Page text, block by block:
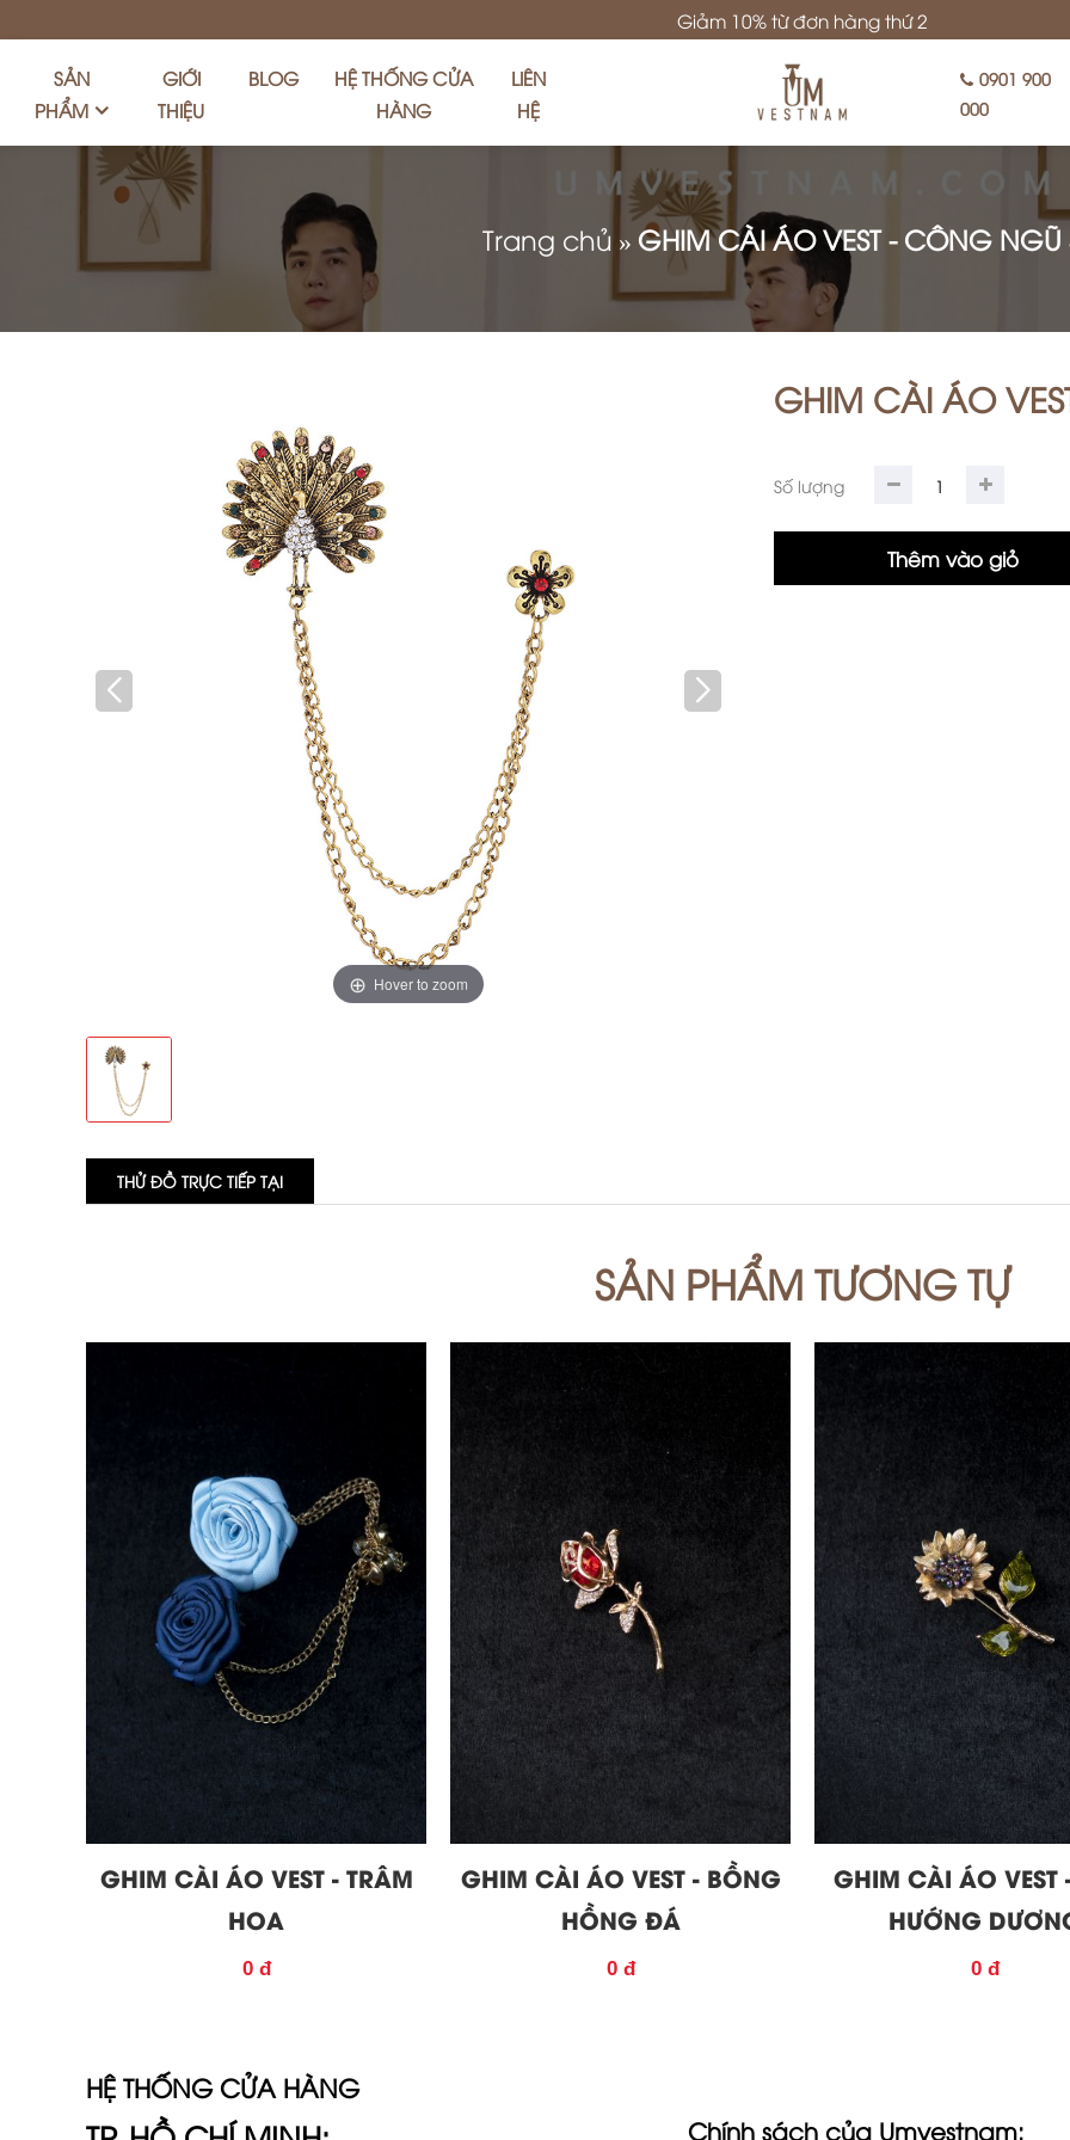
Giảm 10% từ đơn hàng thứ 2
SẢN
PHẨM
GIỚI
THIỆU
BLOG
HỆ THỐNG CỬA
HÀNG
LIÊN
HỆ
0901 900
000
Trang chủ » GHIM CÀI ÁO VEST - CÔNG NGŨ
Hover to zoom
GHIM CÀI ÁO
Số lượng
THỬ ĐỒ TRỰC TIẾP TẠI
SẢN PHẨM TƯƠNG TỰ
GHIM CÀI ÁO VEST - TRÂM
HOA
0 đ
GHIM CÀI ÁO VEST - BỒNG
HỒNG ĐÁ
0 đ
GHIM CÀI ÁO VEST
HƯỚNG
0 đ
HỆ THỐNG CỬA HÀNG
Chính sách của Umvestnam: